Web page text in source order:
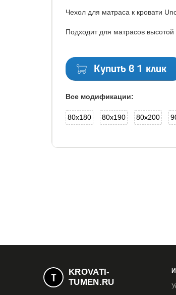
Чехол для матраса к кровати
Подходит для матрасов высотой
Купить в 1 клик
Все модификации:
80x180 80x190 80x200
KROVATI-
TUMEN.RU